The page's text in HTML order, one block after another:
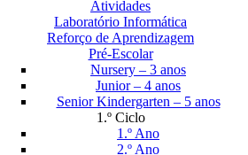
Atividades
Laboratório Informática
Reforço de Aprendizagem
Pré-Escolar
Nursery – 3 anos
Junior – 4 anos
Senior Kindergarten – 5 anos
1.º Ciclo
1.º Ano
2.º Ano